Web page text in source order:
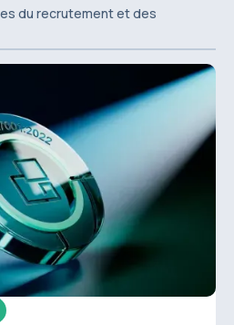
du recrutement et des